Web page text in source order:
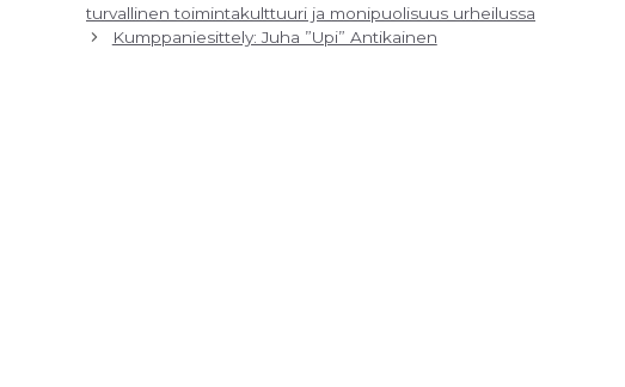
turvallinen toimintakulttuuri ja monipuolisuus urheilussa
Kumppaniesittely: Juha ”Upi” Antikainen